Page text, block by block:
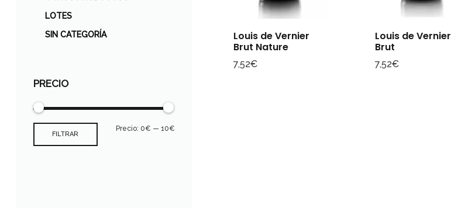
LOTES
SIN CATEGORÍA
PRECIO
FILTRAR
Precio: 0€ —10€
Louis de Vernier
Brut Nature
7,52€
Louis de Vernier
Brut
7,52€